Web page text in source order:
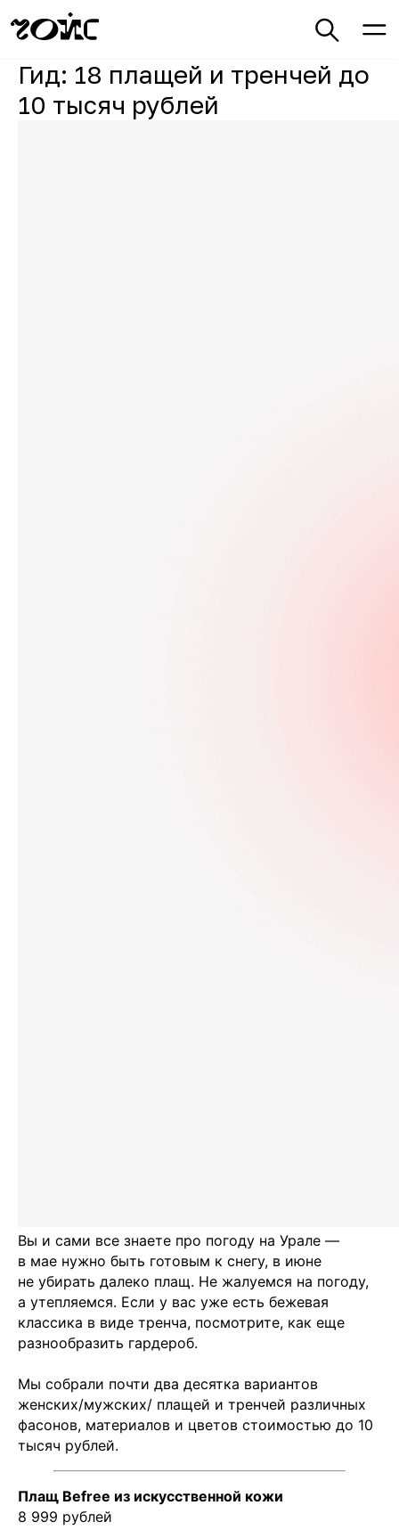
Гид: 18 плащей и тренчей до
10 тысяч рублей
Вы и сами все знаете про погоду на Урале —
в мае нужно быть готовым к снегу, в июне
не убирать далеко плащ. Не жалуемся на погоду,
а утепляемся. Если у вас уже есть бежевая
классика в виде тренча, посмотрите, как еще
разнообразить гардероб.
Мы собрали почти два десятка вариантов
женских/мужских/ плащей и тренчей различных
фасонов, материалов и цветов стоимостью до 10
тысяч рублей.
Плащ Befree из искусственной кожи
8 999 рублей